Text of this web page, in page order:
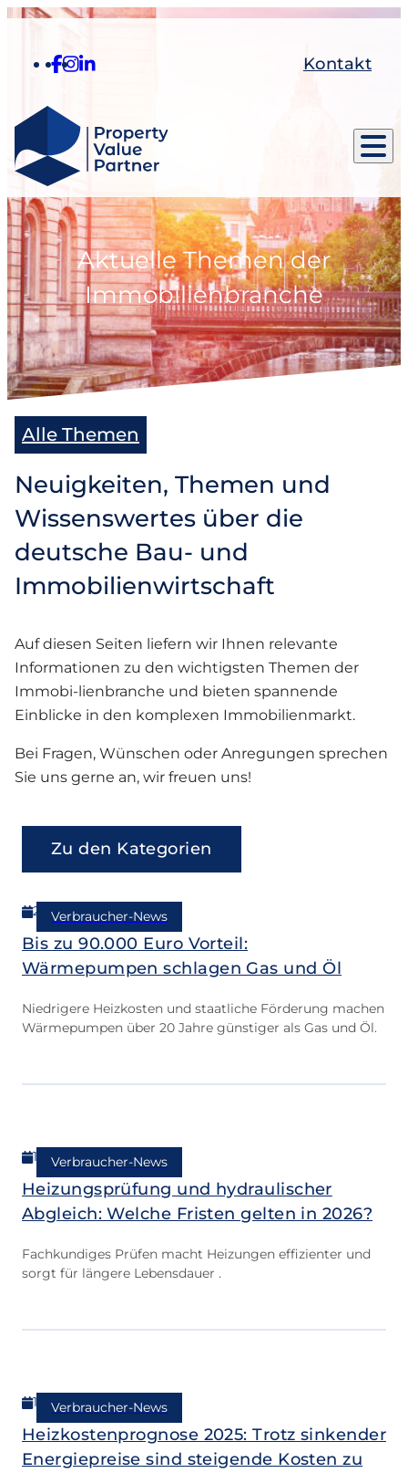
Kontakt
Aktuelle Themen der
Immobilienbranche
Alle Themen
Neuigkeiten, Themen und
Wissenswertes über die
deutsche Bau- und
Immobilienwirtschaft
Auf diesen Seiten liefern wir Ihnen relevante
Informationen zu den wichtigsten Themen der
Immobi-lienbranche und bieten spannende
Einblicke in den komplexen Immobilienmarkt.
Bei Fragen, Wünschen oder Anregungen sprechen
Sie uns gerne an, wir freuen uns!
Zu den Kategorien
Verbraucher-News
26.02.2026
Bis zu 90.000 Euro Vorteil:
Wärmepumpen schlagen Gas und Öl
Niedrigere Heizkosten und staatliche Förderung machen
Wärmepumpen über 20 Jahre günstiger als Gas und Öl.
Verbraucher-News
19.02.2026
Heizungsprüfung und hydraulischer
Abgleich: Welche Fristen gelten in 2026?
Fachkundiges Prüfen macht Heizungen effizienter und
sorgt für längere Lebensdauer .
Verbraucher-News
12.02.2026
Heizkostenprognose 2025: Trotz sinkender
Energiepreise sind steigende Kosten zu